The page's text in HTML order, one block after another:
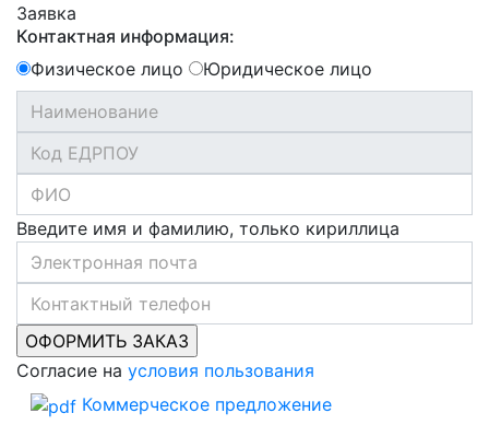
Заявка
Контактная информация:
Физическое лицо
Юридическое лицо
Введите имя и фамилию, только кириллица
Согласие на условия пользования
Коммерческое предложение